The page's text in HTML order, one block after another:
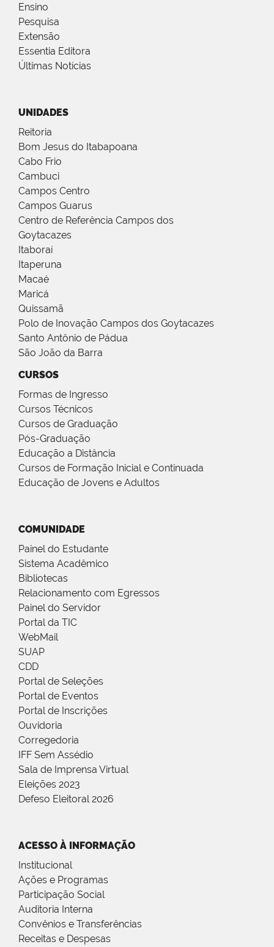
Ensino
Pesquisa
Extensão
Essentia Editora
Últimas Notícias
UNIDADES
Reitoria
Bom Jesus do Itabapoana
Cabo Frio
Cambuci
Campos Centro
Campos Guarus
Centro de Referência Campos dos
Goytacazes
Itaboraí
Itaperuna
Macaé
Maricá
Quissamã
Polo de Inovação Campos dos Goytacazes
Santo Antônio de Pádua
São João da Barra
CURSOS
Formas de Ingresso
Cursos Técnicos
Cursos de Graduação
Pós-Graduação
Educação a Distância
Cursos de Formação Inicial e Continuada
Educação de Jovens e Adultos
COMUNIDADE
Painel do Estudante
Sistema Acadêmico
Bibliotecas
Relacionamento com Egressos
Painel do Servidor
Portal da TIC
WebMail
SUAP
CDD
Portal de Seleções
Portal de Eventos
Portal de Inscrições
Ouvidoria
Corregedoria
IFF Sem Assédio
Sala de Imprensa Virtual
Eleições 2023
Defeso Eleitoral 2026
ACESSO À INFORMAÇÃO
Institucional
Ações e Programas
Participação Social
Auditoria Interna
Convênios e Transferências
Receitas e Despesas